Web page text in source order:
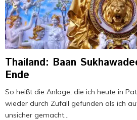
Thailand: Baan
Ende
So heißt die Anlage, die ich heute in
wieder durch Zufall gefunden als ich
unsicher gemacht...